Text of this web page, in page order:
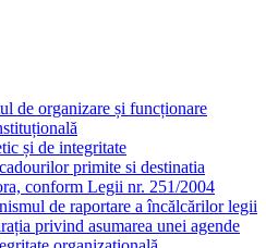
de organizare și funcționare
și de integritate
primite si destinatia
conform Legii nr. 251/2004
de raportare a încălcărilor legii
privind asumarea unei agende